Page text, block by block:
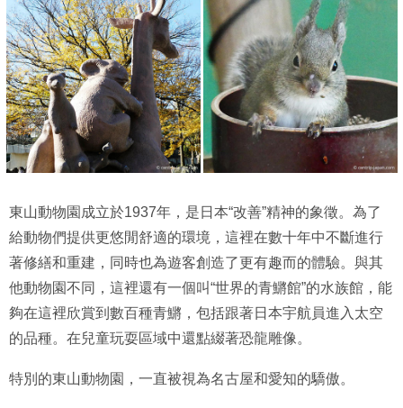
東山動物園成立於1937年，是日本“改善”精神的象徵。為了
給動物們提供更悠閒舒適的環境，這裡在數十年中不斷進行
著修繕和重建，同時也為遊客創造了更有趣而的體驗。與其
他動物園不同，這裡還有一個叫“世界的青鱂館”的水族館，能
夠在這裡欣賞到數百種青鱂，包括跟著日本宇航員進入太空
的品種。在兒童玩耍區域中還點綴著恐龍雕像。
特別的東山動物園，一直被視為名古屋和愛知的驕傲。